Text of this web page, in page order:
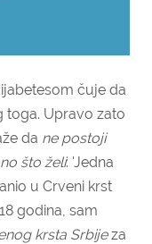
čuje da
toga. Upravo zato
da ne postoji
što želi: 'Jedna
u Crveni krst
godina, sam
krsta Srbijeza